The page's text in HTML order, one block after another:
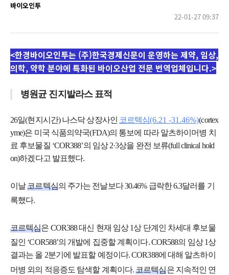
바이오인투
22-01-27 09:37
<한경바이오인투는 (주)한국경제신문이 운영하는 제약, 임상,
의학, 약학 분야에 특화된 바이오산업 전문 번역업체입니다.>
병원균 진지발라스 표적
26일(현지시간) 나스닥 상장사인 코르텍심(6.21 -31.46%)(cortex
yme)은 미국 식품의약국(FDA)의 통보에 따라 알츠하이머병 치
료 후보물질 ‘COR388’의 임상 2·3상을 완전 보류(full clinical hold
on)하겠다고 발표했다.
이날코르텍심의 주가는 전날보다 30.46% 급락한 6.3달러를 기
록했다.
코르텍심은 COR388 대신 현재 임상 1상 단계인 차세대 후보물
질인 ‘COR588’의 개발에 집중할 계획이다. COR588의 임상 1상
결과는 올 2분기에 발표할 예정이다. COR388에 대해 알츠하이
머병 외의 적응증도 탐색할 계획이다.코르텍심은 지속적인 연